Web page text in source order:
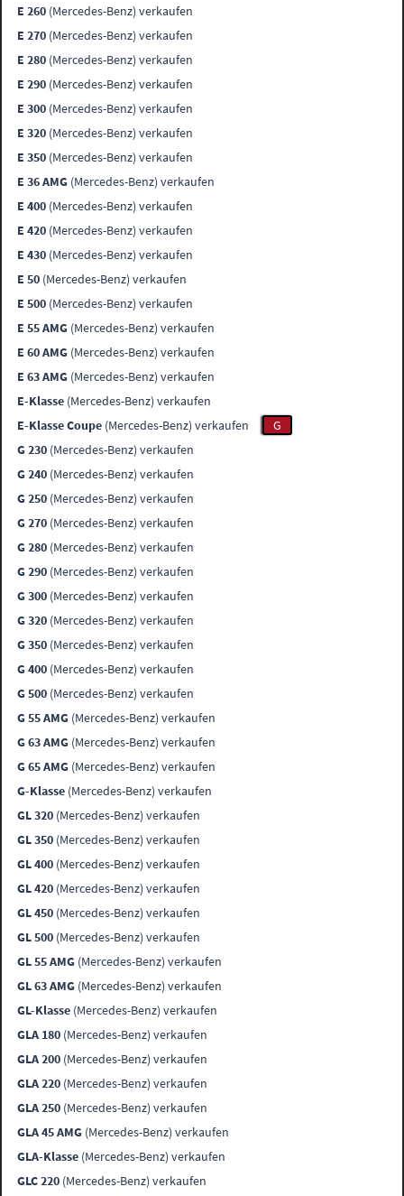
E 260 (Mercedes-Benz) verkaufen
E 270 (Mercedes-Benz) verkaufen
E 280 (Mercedes-Benz) verkaufen
E 290 (Mercedes-Benz) verkaufen
E 300 (Mercedes-Benz) verkaufen
E 320 (Mercedes-Benz) verkaufen
E 350 (Mercedes-Benz) verkaufen
E 36 AMG (Mercedes-Benz) verkaufen
E 400 (Mercedes-Benz) verkaufen
E 420 (Mercedes-Benz) verkaufen
E 430 (Mercedes-Benz) verkaufen
E 50 (Mercedes-Benz) verkaufen
E 500 (Mercedes-Benz) verkaufen
E 55 AMG (Mercedes-Benz) verkaufen
E 60 AMG (Mercedes-Benz) verkaufen
E 63 AMG (Mercedes-Benz) verkaufen
E-Klasse (Mercedes-Benz) verkaufen
E-Klasse Coupe (Mercedes-Benz) verkaufen
G
G 230 (Mercedes-Benz) verkaufen
G 240 (Mercedes-Benz) verkaufen
G 250 (Mercedes-Benz) verkaufen
G 270 (Mercedes-Benz) verkaufen
G 280 (Mercedes-Benz) verkaufen
G 290 (Mercedes-Benz) verkaufen
G 300 (Mercedes-Benz) verkaufen
G 320 (Mercedes-Benz) verkaufen
G 350 (Mercedes-Benz) verkaufen
G 400 (Mercedes-Benz) verkaufen
G 500 (Mercedes-Benz) verkaufen
G 55 AMG (Mercedes-Benz) verkaufen
G 63 AMG (Mercedes-Benz) verkaufen
G 65 AMG (Mercedes-Benz) verkaufen
G-Klasse (Mercedes-Benz) verkaufen
GL 320 (Mercedes-Benz) verkaufen
GL 350 (Mercedes-Benz) verkaufen
GL 400 (Mercedes-Benz) verkaufen
GL 420 (Mercedes-Benz) verkaufen
GL 450 (Mercedes-Benz) verkaufen
GL 500 (Mercedes-Benz) verkaufen
GL 55 AMG (Mercedes-Benz) verkaufen
GL 63 AMG (Mercedes-Benz) verkaufen
GL-Klasse (Mercedes-Benz) verkaufen
GLA 180 (Mercedes-Benz) verkaufen
GLA 200 (Mercedes-Benz) verkaufen
GLA 220 (Mercedes-Benz) verkaufen
GLA 250 (Mercedes-Benz) verkaufen
GLA 45 AMG (Mercedes-Benz) verkaufen
GLA-Klasse (Mercedes-Benz) verkaufen
GLC 220 (Mercedes-Benz) verkaufen